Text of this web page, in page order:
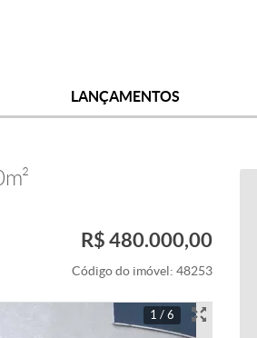
LANÇAMENTOS
R$ 480.000,00
Código do imóvel: 48253
1 / 6